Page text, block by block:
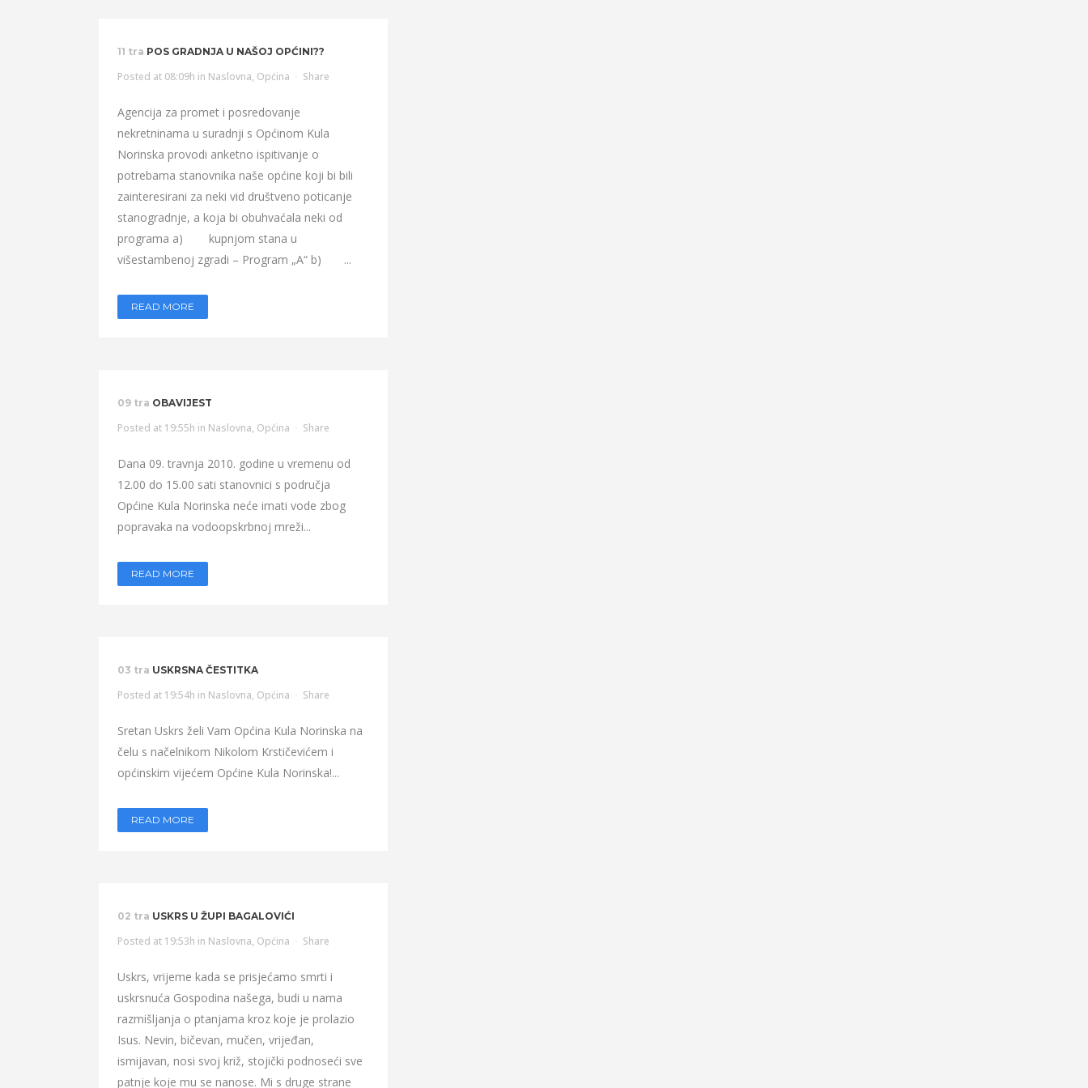
11 tra POS GRADNJA U NAŠOJ OPĆINI??
Posted at 08:09h in Naslovna, Općina Share
Agencija za promet i posredovanje
nekretninama u suradnji s Općinom Kula
Norinska provodi anketno ispitivanje o
potrebama stanovnika naše općine koji bi bili
zainteresirani za neki vid društveno poticanje
stanogradnje, a koja bi obuhvaćala neki od
programa a) kupnjom stana u
višestambenoj zgradi – Program „A“ b) ...
READ MORE
09 tra OBAVIJEST
Posted at 19:55h in Naslovna, Općina Share
Dana 09. travnja 2010. godine u vremenu od
12.00 do 15.00 sati stanovnici s područja
Općine Kula Norinska neće imati vode zbog
popravaka na vodoopskrbnoj mreži...
READ MORE
03 tra USKRSNA ČESTITKA
Posted at 19:54h in Naslovna, Općina Share
Sretan Uskrs želi Vam Općina Kula Norinska na
čelu s načelnikom Nikolom Krstičevićem i
općinskim vijećem Općine Kula Norinska!...
READ MORE
02 tra USKRS U ŽUPI BAGALOVIĆI
Posted at 19:53h in Naslovna, Općina Share
Uskrs, vrijeme kada se prisjećamo smrti i
uskrsnuća Gospodina našega, budi u nama
razmišljanja o ptanjama kroz koje je prolazio
Isus. Nevin, bičevan, mučen, vrijeđan,
ismijavan, nosi svoj križ, stojički podnoseći sve
patnje koje mu se nanose. Mi s druge strane